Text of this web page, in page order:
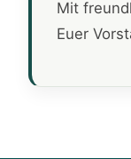
Mit
Euer